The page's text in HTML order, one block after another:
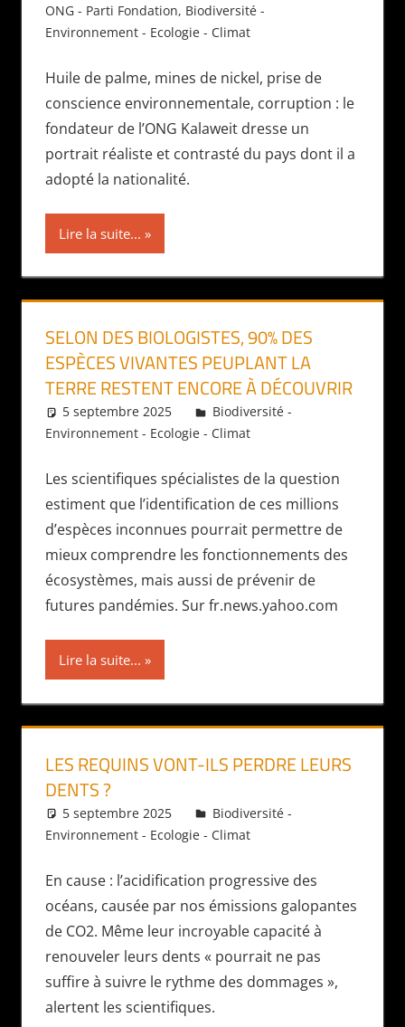
ONG - Parti Fondation, Biodiversité -
Environnement - Ecologie - Climat
Huile de palme, mines de nickel, prise de
conscience environnementale, corruption : le
fondateur de l’ONG Kalaweit dresse un
portrait réaliste et contrasté du pays dont il a
adopté la nationalité.
Lire la suite...
SELON DES BIOLOGISTES, 90% DES
ESPÈCES VIVANTES PEUPLANT LA
TERRE RESTENT ENCORE À DÉCOUVRIR
5 septembre 2025 Daniel
Biodiversité -
Environnement - Ecologie - Climat
Les scientifiques spécialistes de la question
estiment que l’identification de ces millions
d’espèces inconnues pourrait permettre de
mieux comprendre les fonctionnements des
écosystèmes, mais aussi de prévenir de
futures pandémies. Sur fr.news.yahoo.com
Lire la suite...
LES REQUINS VONT-ILS PERDRE LEURS
DENTS ?
5 septembre 2025 Daniel
Biodiversité -
Environnement - Ecologie - Climat
En cause : l’acidification progressive des
océans, causée par nos émissions galopantes
de CO2. Même leur incroyable capacité à
renouveler leurs dents « pourrait ne pas
suffire à suivre le rythme des dommages »,
alertent les scientifiques.